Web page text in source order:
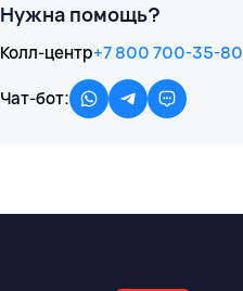
Нужна помощь?
Колл-центр+7 800 700-35-80
Чат-бот: